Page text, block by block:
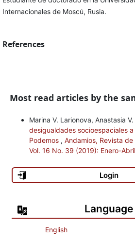
Internacionales de Moscú, Rusia.
References
Most read articles by the
Marina V. Larionova, Anastasia
desigualdades socioespaciales
Podemos , Andamios, Revista
Vol. 16 No. 39 (2019): Enero-Abril
Login
Language
English